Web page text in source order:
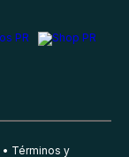
Términos y